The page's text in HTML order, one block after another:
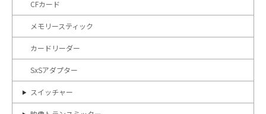
CFカード
メモリースティック
カードリーダー
SxSアダプター
スイッチャー